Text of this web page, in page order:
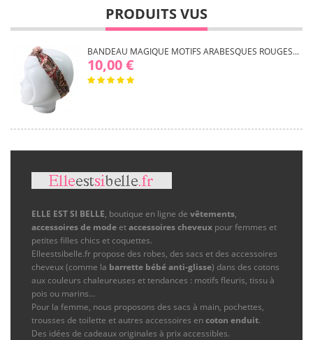
PRODUITS VUS
BANDEAU MAGIQUE MOTIFS ARABESQUES ROUGES...
10,00 €
ELLE EST SI BELLE, boutique en ligne de vêtements,
accessoires de mode etaccessoires cheveux pour femmes et
petites filles chics et coquettes.
Elleestsibelle.fr propose des robes, des sacs et des accessoires
cheveux (comme la barrette bébé anti-glisse) dans des cotons
aux couleurs chaleureuses et tendances : motifs fleuris, tissu à
pois ou marins…
Pour la femme, nous proposons des sacs à main, pochettes,
trousses de toilette et autres accessoires encoton enduit.
Des idées de cadeaux originales à prix accessibles.